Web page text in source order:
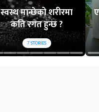
स्वस्थ मान्छेको शरीरमा
कति रगत हुन्छ ?
7STORIES